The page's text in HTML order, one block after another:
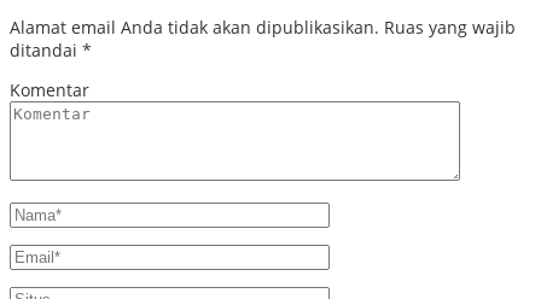
Alamat email Anda tidak akan dipublikasikan. Ruas yang wajib
ditandai *
Komentar